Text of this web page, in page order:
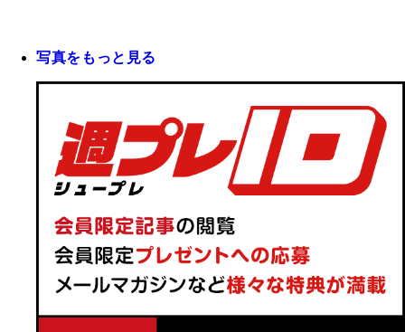
写真をもっと見る